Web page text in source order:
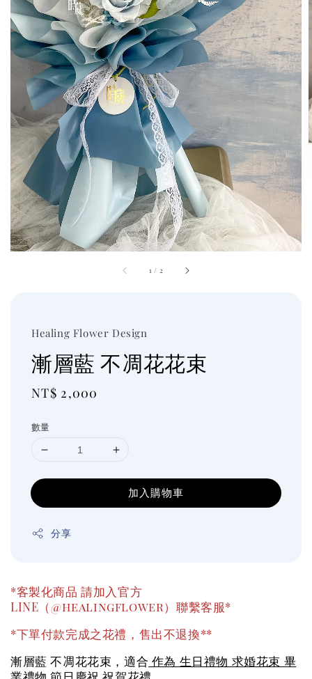
1 / 2
Healing Flower Design
漸層藍 不凋花花束
Regular
NT$ 2,000
數量
加入購物車
分享
*客製化商品 請加入官方
LINE（@healingflower）聯繫客服*
*下單付款完成之花禮，售出不退換**
漸層藍 不凋花花束，適合 作為 生日禮物 求婚花束 畢